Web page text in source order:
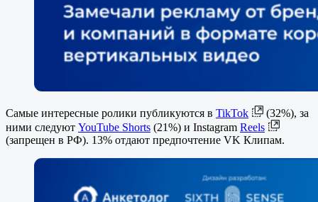
Самые интересные ролики публикуются в TikTok
(32%), за
ними следуют YouTube Shorts (21%) и Instagram Reels
(запрещен в РФ). 13% отдают предпочтение VK Клипам.